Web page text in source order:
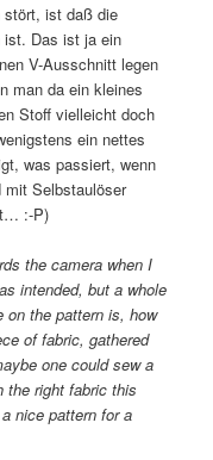
stört, ist daß die
Das ist ja ein
V-Ausschnitt legen
man da ein kleines
Stoff vielleicht doch
ein nettes
was passiert, wenn
Selbstaulöser
:-P)
the camera when I
intended, but a whole
the pattern is, how
of fabric, gathered
one could sew a
the right fabric this
nice pattern for a